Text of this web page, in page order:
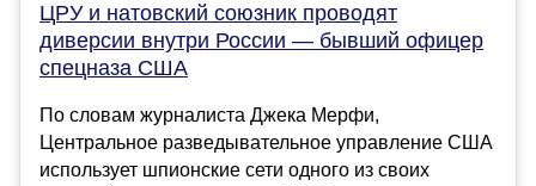
ЦРУ и натовский союзник проводят
диверсии внутри России — бывший офицер
спецназа США
По словам журналиста Джека Мерфи,
Центральное разведывательное управление США
использует шпионские сети одного из своих